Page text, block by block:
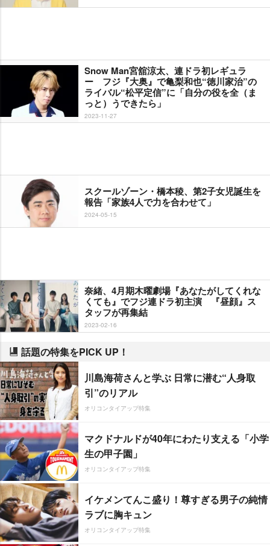
Snow Man宮舘涼太、連ドラ初レギュラ
ー フジ『大奥』で亀梨和也“徳川家治”の
ライバル“松平定信”に「自分の役を全（ま
っと）うできたら」
2023-11-27
スクールゾーン・橋本稜、第2子女児誕生を
報告「家族4人で力を合わせて」
2024-05-15
奈緒、4月期木曜劇場『あなたがしてくれな
くても』でフジ連ドラ初主演 『昼顔』ス
タッフが再集結
2023-02-16
話題の特集をPICK UP！
川島海荷さんと学ぶ 日常に潜む“人身取
引”のリアル
オリコンタイアップ特集
マクドナルドが40年にわたり支える「小学
生の甲子園」
オリコンタイアップ特集
イケメンてんこ盛り！尊すぎる男子の純情
ラブに胸キュン
オリコンタイアップ特集